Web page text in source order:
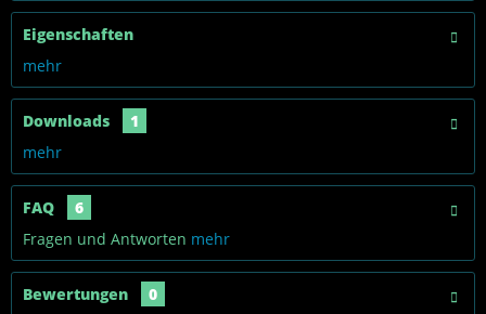
Eigenschaften
mehr
Downloads
1
mehr
FAQ
6
Fragen und Antworten mehr
Bewertungen
0